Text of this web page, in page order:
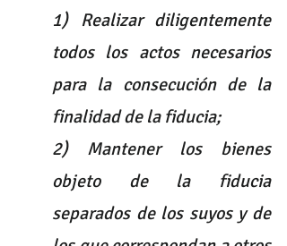
1) Realizar diligentemente
todos los actos necesarios
para la consecución de la
finalidad de la fiducia;
2) Mantener los bienes
objeto de la fiducia
separados de los suyos y de